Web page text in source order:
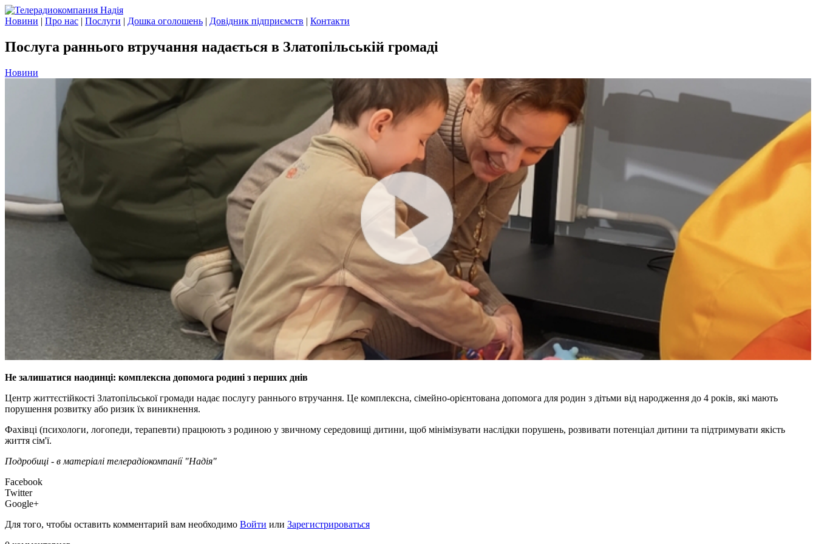
Новини | Про нас | Послуги | Дошка оголошень | Довідник підприємств | Контакти
Послуга раннього втручання надається в Златопільській громаді
Новини
Не залишатися наодинці: комплексна допомога родині з перших днів
Центр життєстійкості Златопільської громади надає послугу раннього втручання. Це комплексна, сімейно-орієнтована допомога для родин з дітьми від народження до 4 років, які мають
порушення розвитку або ризик їх виникнення.
Фахівці (психологи, логопеди, терапевти) працюють з родиною у звичному середовищі дитини, щоб мінімізувати наслідки порушень, розвивати потенціал дитини та підтримувати якість
життя сім'ї.
Подробиці - в матеріалі телерадіокомпанії "Надія"
Facebook
Twitter
Google+
Для того, чтобы оставить комментарий вам необходимо Войти или Зарегистрироваться